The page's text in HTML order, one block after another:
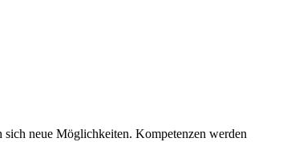
neue Möglichkeiten. Kompetenzen werden